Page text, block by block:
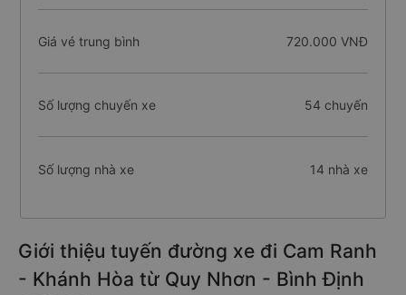
Giá vé trung bình 720.000 VNĐ
Số lượng chuyến xe 54 chuyến
Số lượng nhà xe 14 nhà xe
Giới thiệu tuyến đường xe đi Cam Ranh
- Khánh Hòa từ Quy Nhơn - Bình Định